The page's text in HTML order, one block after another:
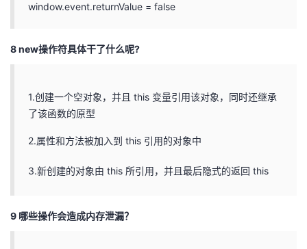
window.event.returnValue = false
8 new操作符具体干了什么呢?
1.创建一个空对象，并且 this 变量引用该对象，同时还继承
了该函数的原型
2.属性和方法被加入到 this 引用的对象中
3.新创建的对象由 this 所引用，并且最后隐式的返回 this
9 哪些操作会造成内存泄漏？